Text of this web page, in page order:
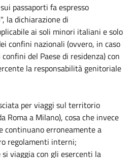
passaporti fa espresso
la dichiarazione di
ai soli minori italiani e solo
confini nazionali (ovvero, in caso
del Paese di residenza) con
la responsabilità genitoriale
per viaggi sul territorio
Roma a Milano), cosa che invece
continuano erroneamente a
regolamenti interni;
viaggia con gli esercenti la